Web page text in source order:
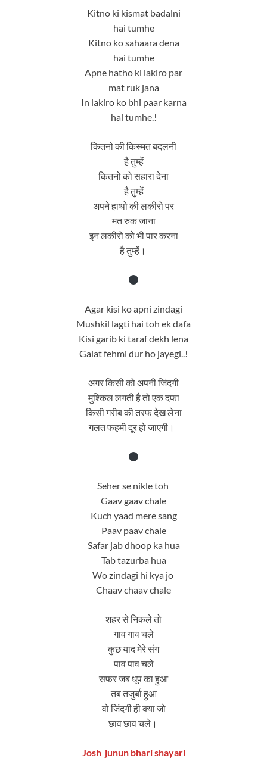
Kitno ki kismat badalni
hai tumhe
Kitno ko sahaara dena
hai tumhe
Apne hatho ki lakiro par
mat ruk jana
In lakiro ko bhi paar karna
hai tumhe.!
कितनो की किस्मत बदलनी
है तुम्हें
कितनो को सहारा देना
है तुम्हें
अपने हाथो की लकीरो पर
मत रुक जाना
इन लकीरो को भी पार करना
है तुम्हें।
Agar kisi ko apni zindagi
Mushkil lagti hai toh ek dafa
Kisi garib ki taraf dekh lena
Galat fehmi dur ho jayegi..!
अगर किसी को अपनी जिंदगी
मुश्किल लगती है तो एक दफा
किसी गरीब की तरफ देख लेना
गलत फहमी दूर हो जाएगी।
Seher se nikle toh
Gaav gaav chale
Kuch yaad mere sang
Paav paav chale
Safar jab dhoop ka hua
Tab tazurba hua
Wo zindagi hi kya jo
Chaav chaav chale
शहर से निकले तो
गाव गाव चले
कुछ याद मेरे संग
पाव पाव चले
सफर जब धूप का हुआ
तब तजुर्बा हुआ
वो जिंदगी ही क्या जो
छाव छाव चले।
Josh junun bhari shayari